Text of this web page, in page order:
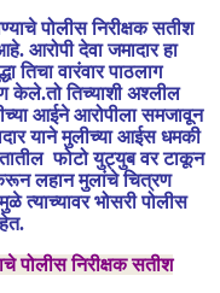
पोलीस निरीक्षक सतीश
आरोपी देवा जमादार हा
वारंवार पाठलाग
केले.तो तिच्याशी अश्लील
आईने आरोपीला समजावून
याने मुलीच्या आईस धमकी
फोटो युट्युब वर टाकून
लहान मुलांचे चित्रण
त्याच्यावर भोसरी पोलीस
पोलीस निरीक्षक सतीश